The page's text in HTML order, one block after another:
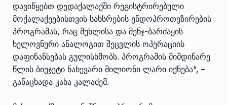
დავიწყებთ დედაქალაქში რეგისტრირებული
მოქალაქეებისთვის სახსრების ენდოპროთეზირების
პროგრამას, რაც მუხლისა და მენჯ-ბარძაყის
ხელოვნური ანალოგით შეცვლის ოპერაციის
დაფინანსებას გულისხმობს. პროგრამის მიმდინარე
წლის ბიუჯეტი ნახევარი მილიონი ლარი იქნება“, –
განაცხადა კახა კალაძემ.